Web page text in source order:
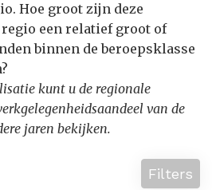
Hoe groot zijn deze
een relatief groot of
binnen de beroepsklasse
kunt u de regionale
van de
jaren bekijken.
Filters